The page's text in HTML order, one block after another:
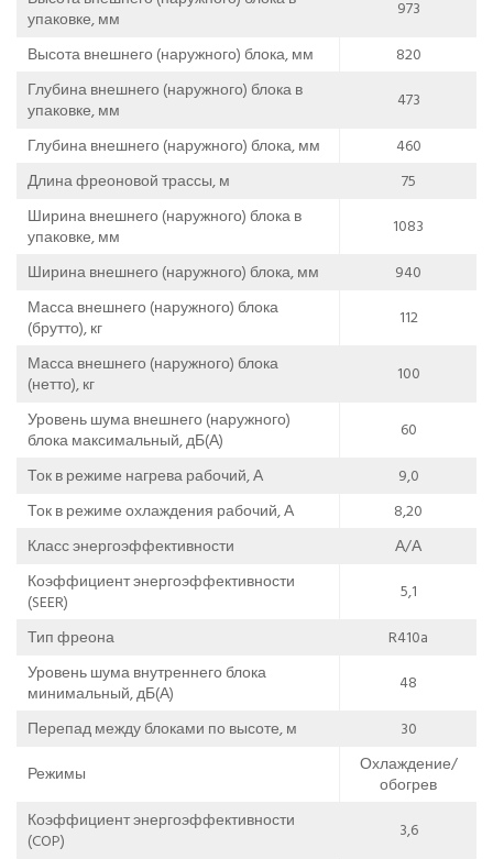
упаковке, мм
973
Высота внешнего (наружного) блока, мм
820
Глубина внешнего (наружного) блока в
упаковке, мм
473
Глубина внешнего (наружного) блока, мм
460
Длина фреоновой трассы, м
75
Ширина внешнего (наружного) блока в
упаковке, мм
1083
Ширина внешнего (наружного) блока, мм
940
Масса внешнего (наружного) блока
(брутто), кг
112
Масса внешнего (наружного) блока
(нетто), кг
100
Уровень шума внешнего (наружного)
блока максимальный, дБ(А)
60
Ток в режиме нагрева рабочий, А
9,0
Ток в режиме охлаждения рабочий, А
8,20
Класс энергоэффективности
А/А
Коэффициент энергоэффективности
(SEER)
5,1
Тип фреона
R410a
Уровень шума внутреннего блока
минимальный, дБ(А)
48
Перепад между блоками по высоте, м
30
Режимы
Охлаждение/
обогрев
Коэффициент энергоэффективности
(COP)
3,6